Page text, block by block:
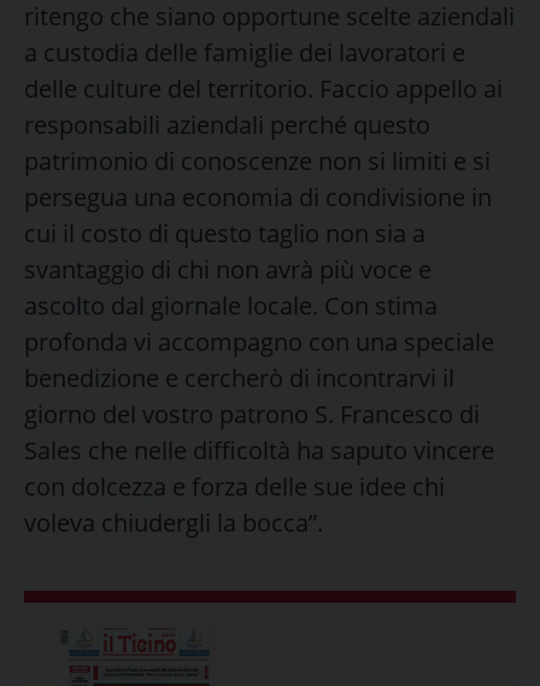
ritengo che siano opportune scelte aziendali
a custodia delle famiglie dei lavoratori e
delle culture del territorio. Faccio appello ai
responsabili aziendali perché questo
patrimonio di conoscenze non si limiti e si
persegua una economia di condivisione in
cui il costo di questo taglio non sia a
svantaggio di chi non avrà più voce e
ascolto dal giornale locale. Con stima
profonda vi accompagno con una speciale
benedizione e cercherò di incontrarvi il
giorno del vostro patrono S. Francesco di
Sales che nelle difficoltà ha saputo vincere
con dolcezza e forza delle sue idee chi
voleva chiudergli la bocca”.